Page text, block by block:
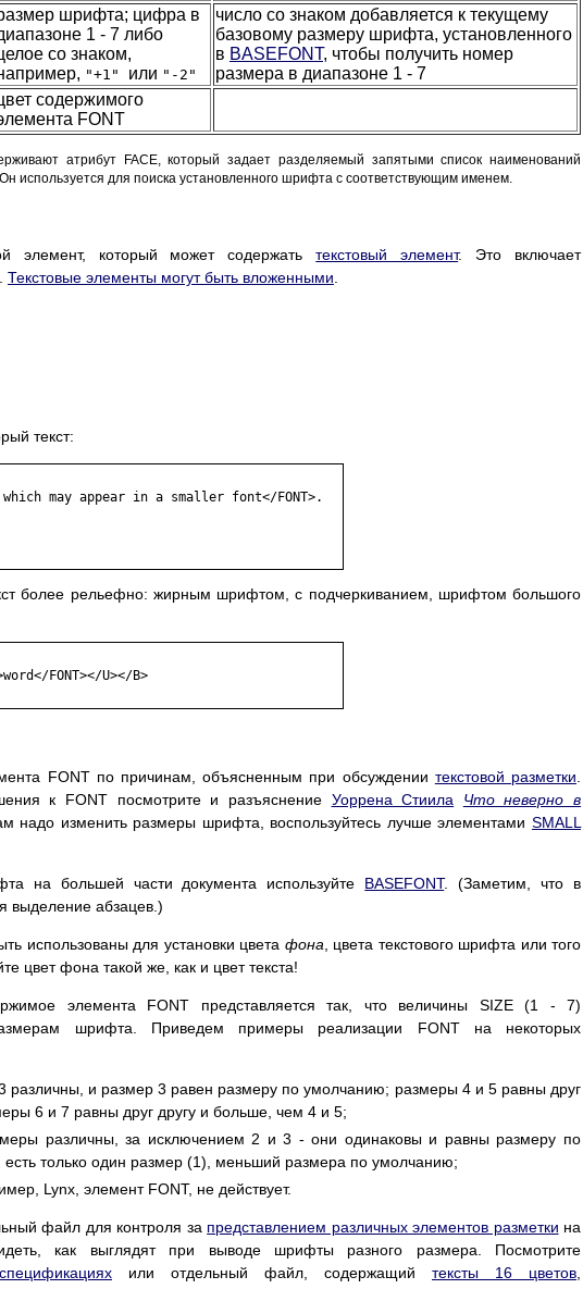
шрифта; цифра в
1 - 7 либо
со знаком,
"+1" или "-2"
число со знаком добавляется к текущему
базовому размеру шрифта, установленного
в BASEFONT, чтобы получить номер
размера в диапазоне 1 - 7
содержимого
FONT
атрибут FACE, который задает разделяемый запятыми список наименований
используется для поиска установленного шрифта с соответствующим именем.
элемент, который может содержатьтекстовый элемент. Это включает
Текстовые элементы могут быть вложенными
текст:
may appear in a smaller font</FONT>.
более рельефно: жирным шрифтом, с подчеркиванием, шрифтом большого
FONT></U></B>
FONT по причинам, объясненным при обсуждении текстовой разметки
к FONT посмотрите и разъяснение Уоррена Стиила
Что неверно в
надо изменить размеры шрифта, воспользуйтесь лучше элементамиSMALL
на большей части документа используйте BASEFONT. (Заметим, что в
выделение абзацев.)
использованы для установки цвета фона , цвета текстового шрифта или того
цвет фона такой же, как и цвет текста!
элемента FONT представляется так, что величины SIZE (1 - 7)
шрифта. Приведем примеры реализации FONT на некоторых
различны, и размер 3 равен размеру по умолчанию; размеры 4 и 5 равны друг
6 и 7 равны друг другу и больше, чем 4 и 5;
различны, за исключением 2 и 3 - они одинаковы и равны размеру по
только один размер (1), меньший размера по умолчанию;
Lynx, элемент FONT, не действует.
файл для контроля за представлением различных элементов разметки на
как выглядят при выводе шрифты разного размера. Посмотрите
или отдельный файл, содержащий тексты 16 цветов